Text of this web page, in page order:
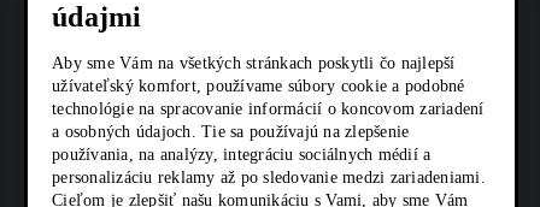
KARIÉRA
Z SHOP
KONTAKTY
údajmi
Aby sme Vám na všetkých stránkach poskytli čo najlepší
užívateľský komfort, používame súbory cookie a podobné
technológie na spracovanie informácií o koncovom zariadení
a osobných údajoch. Tie sa používajú na zlepšenie
používania, na analýzy, integráciu sociálnych médií a
personalizáciu reklamy až po sledovanie medzi zariadeniami.
Cieľom je zlepšiť našu komunikáciu s Vami, aby sme Vám